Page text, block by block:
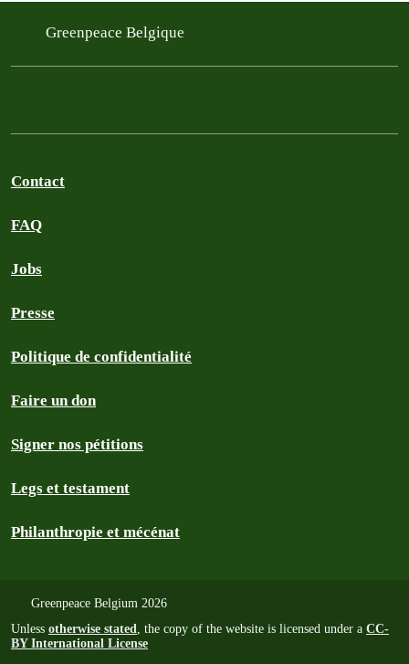
Greenpeace Belgique
Contact
FAQ
Jobs
Presse
Politique de confidentialité
Faire un don
Signer nos pétitions
Legs et testament
Philanthropie et mécénat
Greenpeace Belgium 2026
Unless otherwise stated, the copy of the website is licensed under a CC-
BY International License